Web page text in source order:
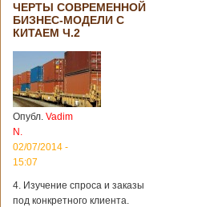
ЧЕРТЫ СОВРЕМЕННОЙ
БИЗНЕС-МОДЕЛИ С
КИТАЕМ Ч.2
Опубл. Vadim
N.
02/07/2014 -
15:07
4. Изучение спроса и заказы
под конкретного клиента.